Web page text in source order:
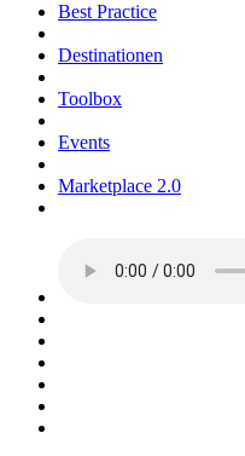
Best Practice
Destinationen
Toolbox
Events
Marketplace 2.0